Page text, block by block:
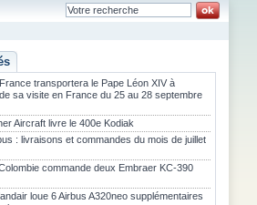
transportera le Pape Léon XIV à
sa visite en France du 25 au 28 septembre
Aircraft livre le 400e Kodiak
: livraisons et commandes du mois de juillet
commande deux Embraer KC-390
loue 6 Airbus A320neo supplémentaires